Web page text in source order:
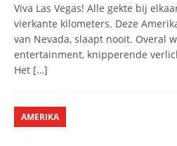
Viva Las Vegas! Alle gekte bij
vierkante kilometers. Deze
van Nevada, slaapt nooit. Overal
entertainment, knipperende
Het […]
AMERIKA